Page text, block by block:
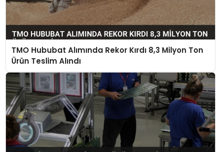
TMO Hububat Alımında Rekor Kırdı 8,3 Milyon Ton
Ürün Teslim Alındı